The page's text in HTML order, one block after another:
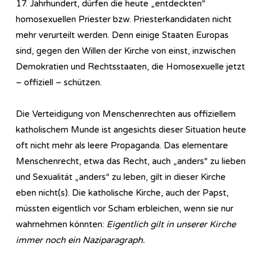
17. Jahrhundert, dürfen die heute „entdeckten“
homosexuellen Priester bzw. Priesterkandidaten nicht
mehr verurteilt werden. Denn einige Staaten Europas
sind, gegen den Willen der Kirche von einst, inzwischen
Demokratien und Rechtsstaaten, die Homosexuelle jetzt
– offiziell – schützen.
Die Verteidigung von Menschenrechten aus offiziellem
katholischem Munde ist angesichts dieser Situation heute
oft nicht mehr als leere Propaganda. Das elementare
Menschenrecht, etwa das Recht, auch „anders“ zu lieben
und Sexualität „anders“ zu leben, gilt in dieser Kirche
eben nicht(s). Die katholische Kirche, auch der Papst,
müssten eigentlich vor Scham erbleichen, wenn sie nur
wahrnehmen könnten: Eigentlich gilt in unserer Kirche
immer noch ein Naziparagraph.